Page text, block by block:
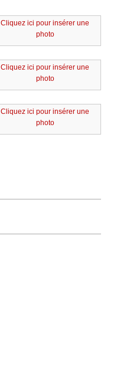
Cliquez ici pour insérer une
photo
Cliquez ici pour insérer une
photo
Cliquez ici pour insérer une
photo